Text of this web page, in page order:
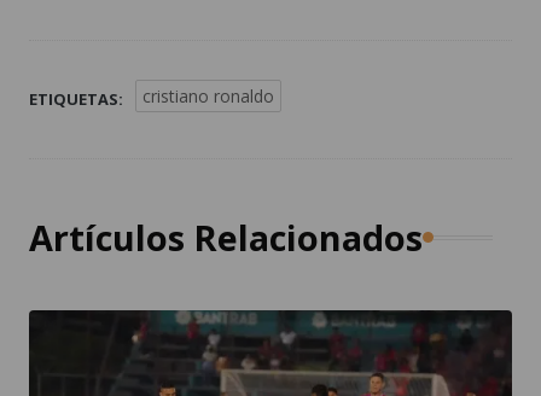
ETIQUETAS: cristiano ronaldo
Artículos Relacionados